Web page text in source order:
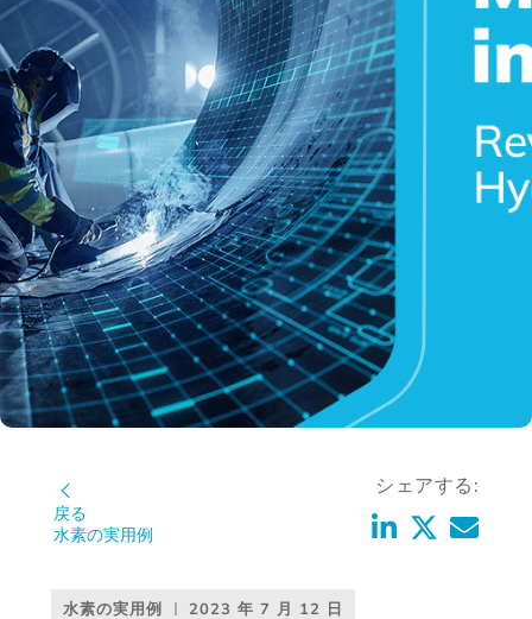
戻る
水素の実用例
シェアする:
水素の実用例 2023 年 7 月 12 日